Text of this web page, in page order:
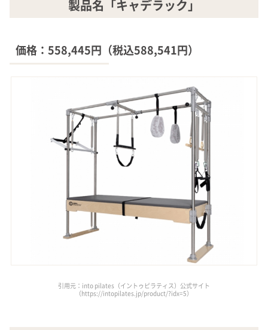
製品名「キャデラック」
価格：558,445円（税込588,541円）
引用元：into pilates（イントゥピラティス）公式サイト
（https://intopilates.jp/product/?idx=5）